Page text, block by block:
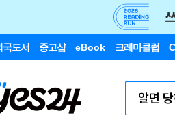
국도서 중고샵 eBook 크레마클럽